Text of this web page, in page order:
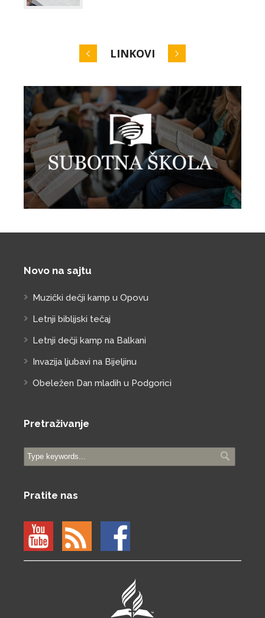
LINKOVI
Novo na sajtu
Muzički dečji kamp u Opovu
Letnji biblijski tečaj
Letnji dečji kamp na Balkani
Invazija ljubavi na Bijeljinu
Obeležen Dan mladih u Podgorici
Pretraživanje
Pratite nas